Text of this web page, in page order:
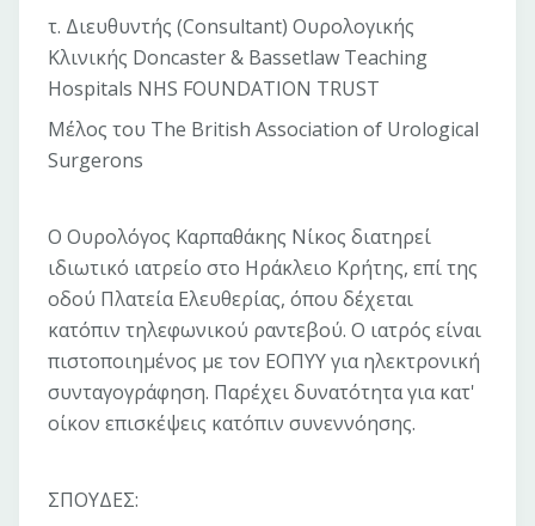
τ. Διευθυντής (Consultant) Ουρολογικής
Κλινικής Doncaster & Bassetlaw Teaching
Hospitals NHS FOUNDATION TRUST
Μέλος του The British Association of Urological
Surgerons
Ο Ουρολόγος Καρπαθάκης Νίκος διατηρεί
ιδιωτικό ιατρείο στο Ηράκλειο Κρήτης, επί της
οδού Πλατεία Ελευθερίας, όπου δέχεται
κατόπιν τηλεφωνικού ραντεβού. Ο ιατρός είναι
πιστοποιημένος με τον ΕΟΠΥΥ για ηλεκτρονική
συνταγογράφηση. Παρέχει δυνατότητα για κατ'
οίκον επισκέψεις κατόπιν συνεννόησης.
ΣΠΟΥΔΕΣ: